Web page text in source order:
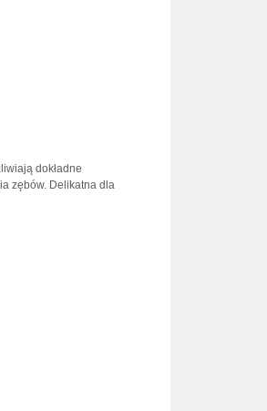
dokładne
zębów. Delikatna dla